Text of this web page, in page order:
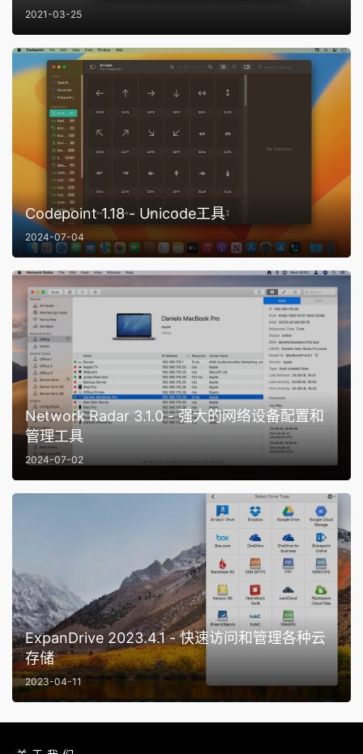
2021-03-25
Codepoint 1.18 - Unicode工具
2024-07-04
Network Radar 3.1.0 - 强大的网络设备配置和
管理工具
2024-07-02
ExpanDrive 2023.4.1 - 快速访问和管理各种云
存储
2023-04-11